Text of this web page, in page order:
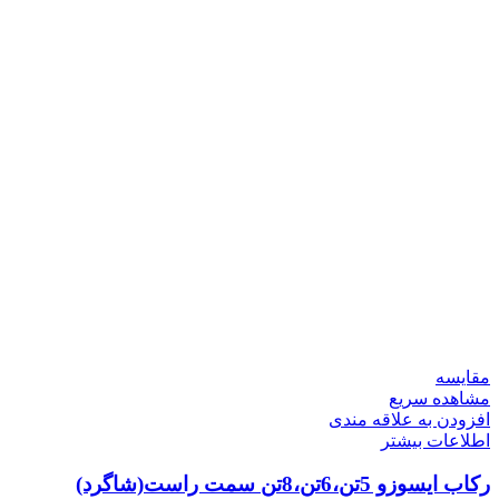
مقایسه
مشاهده سریع
افزودن به علاقه مندی
اطلاعات بیشتر
رکاب ایسوزو 5تن،6تن،8تن سمت راست(شاگرد)